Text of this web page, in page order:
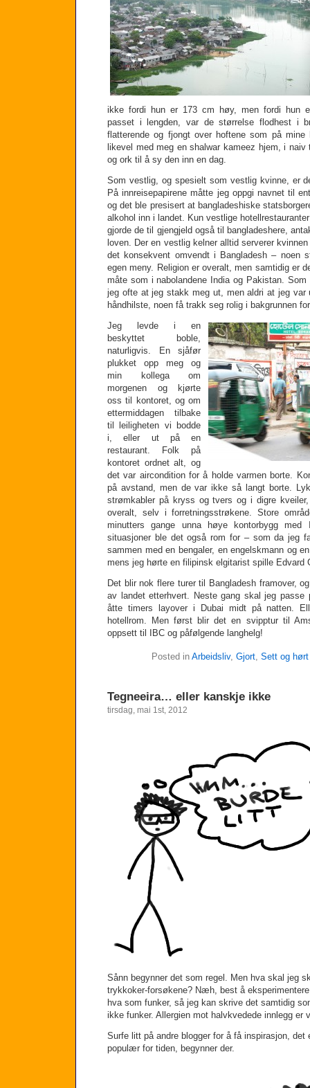
ikke fordi hun er 173 cm høy, men fordi hun
passet i lengden, var de størrelse flodhest i
flatterende og fjongt over hoftene som på mine
likevel med meg en shalwar kameez hjem, i
og ork til å sy den inn en dag.
Som vestlig, og spesielt som vestlig kvinne, er
På innreisepapirene måtte jeg oppgi navnet til
og det ble presisert at bangladeshiske
alkohol inn i landet. Kun vestlige
gjorde de til gjengjeld også til bangladeshere,
loven. Der en vestlig kelner alltid serverer
det konsekvent omvendt i Bangladesh – noen
egen meny. Religion er overalt, men samtidig er
måte som i nabolandene India og Pakistan.
jeg ofte at jeg stakk meg ut, men aldri at jeg var
håndhilste, noen få trakk seg rolig i bakgrunnen
Jeg levde i en
beskyttet boble,
naturligvis. En sjåfør
plukket opp meg og
min kollega om
morgenen og kjørte
oss til kontoret, og om
ettermiddagen tilbake
til leiligheten vi bodde
i, eller ut på en
restaurant. Folk på
kontoret ordnet alt, og
det var aircondition for å holde varmen borte.
på avstand, men de var ikke så langt borte.
strømkabler på kryss og tvers og i digre
overalt, selv i forretningsstrøkene. Store
minutters gange unna høye kontorbygg med
situasjoner ble det også rom for – som da jeg
sammen med en bengaler, en engelskmann og
mens jeg hørte en filipinsk elgitarist spille Edvard
Det blir nok flere turer til Bangladesh framover,
av landet etterhvert. Neste gang skal jeg passe
åtte timers layover i Dubai midt på natten.
hotellrom. Men først blir det en svipptur til
oppsett til IBC og påfølgende langhelg!
Posted in Arbeidsliv, Gjort, Sett og hørt
Tegneeira… eller kanskje ikke
tirsdag, mai 1st, 2012
Sånn begynner det som regel. Men hva skal jeg
trykkoker-forsøkene? Næh, best å
hva som funker, så jeg kan skrive det samtidig
ikke funker. Allergien mot halvkvedede innlegg er
Surfe litt på andre blogger for å få inspirasjon, det
populær for tiden, begynner der.